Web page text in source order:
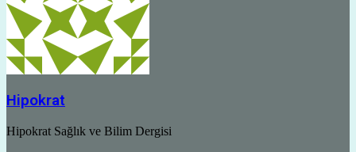
Hipokrat
Hipokrat Sağlık ve Bilim Dergisi